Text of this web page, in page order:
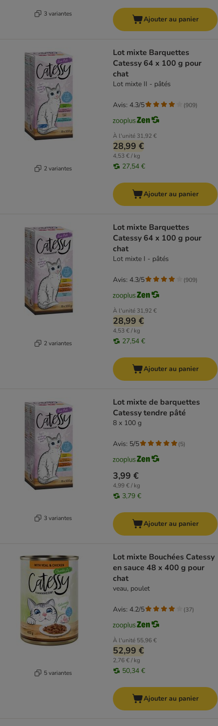
3 variantes
Ajouter au panier
2 variantes
Lot mixte Barquettes
Catessy 64 x 100 g pour
chat
Lot mixte II - pâtés
À l'unité 31,92 €
28,99 €
4,53 € / kg
27,54 €
Avis: 4.3/5 (909)
Ajouter au panier
2 variantes
Lot mixte Barquettes
Catessy 64 x 100 g pour
chat
Lot mixte I - pâtés
À l'unité 31,92 €
28,99 €
4,53 € / kg
27,54 €
Avis: 4.3/5 (909)
Ajouter au panier
3 variantes
Lot mixte de barquettes
Catessy tendre pâté
8 x 100 g
3,99 €
4,99 € / kg
3,79 €
Avis: 5/5 (5)
Ajouter au panier
5 variantes
Lot mixte Bouchées Catessy
en sauce 48 x 400 g pour
chat
veau, poulet
À l'unité 55,96 €
52,99 €
2,76 € / kg
50,34 €
Avis: 4.2/5 (37)
Ajouter au panier